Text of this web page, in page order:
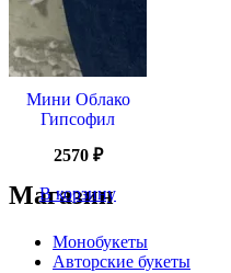
Мини Облако
Гипсофил
2570 ₽
В корзину
Магазин
Монобукеты
Авторские букеты